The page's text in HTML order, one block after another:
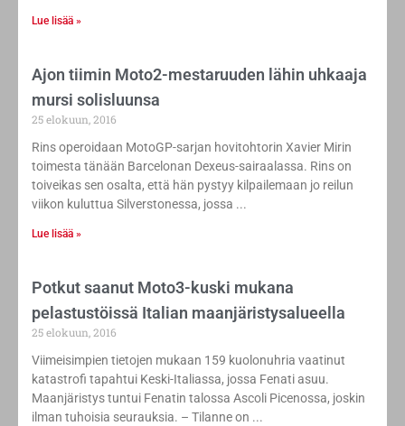
Lue lisää »
Ajon tiimin Moto2-mestaruuden lähin uhkaaja
mursi solisluunsa
25 elokuun, 2016
Rins operoidaan MotoGP-sarjan hovitohtorin Xavier Mirin
toimesta tänään Barcelonan Dexeus-sairaalassa. Rins on
toiveikas sen osalta, että hän pystyy kilpailemaan jo reilun
viikon kuluttua Silverstonessa, jossa
Lue lisää »
Potkut saanut Moto3-kuski mukana
pelastustöissä Italian maanjäristysalueella
25 elokuun, 2016
Viimeisimpien tietojen mukaan 159 kuolonuhria vaatinut
katastrofi tapahtui Keski-Italiassa, jossa Fenati asuu.
Maanjäristys tuntui Fenatin talossa Ascoli Picenossa, joskin
ilman tuhoisia seurauksia. – Tilanne on